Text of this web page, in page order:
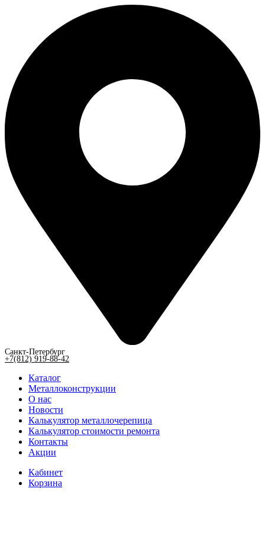
Санкт-Петербург
+7(812) 919-88-42
Каталог
Металлоконструкции
О нас
Новости
Калькулятор металлочерепица
Калькулятор стоимости ремонта
Контакты
Акции
Кабинет
Корзина